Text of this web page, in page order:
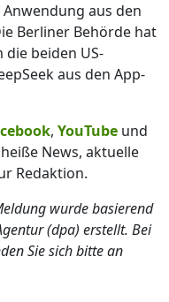
aus den
Berliner Behörde hat
beiden US-
aus den App-
, YouTube und
News, aktuelle
Redaktion.
wurde basierend
(dpa) erstellt. Bei
Sie sich bitte an